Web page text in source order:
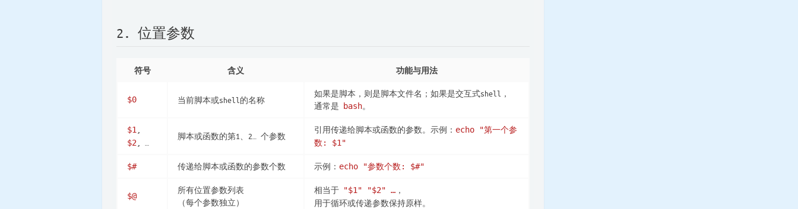
2. 位置参数
符号 含义 功能与用法
$0 当前脚本或shell的名称
如果是脚本，则是脚本文件名；如果是交互式shell，
通常是
bash。
$1
$2
脚本或函数的第1、2… 个参数
引用传递给脚本或函数的参数。示例： echo "第一个参
数: $1"
$# 传递给脚本或函数的参数个数 示例： echo "参数个数: $#"
$@
所有位置参数列表
（每个参数独立）
相当于 "$1" "$2" … ，
用于循环或传递参数保持原样。